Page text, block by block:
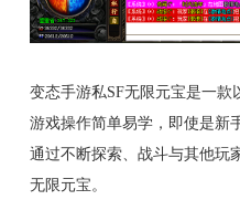
变态手游私SF无限元宝是一款
游戏操作简单易学，即使是新
通过不断探索、战斗与其他玩
无限元宝。